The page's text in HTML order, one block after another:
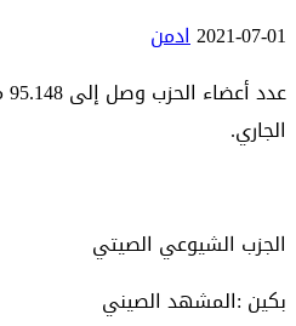
2021-07-01ادمن
الجاري.
الجزب الشيوعي الصيتي
بكين :المشهد الصيني